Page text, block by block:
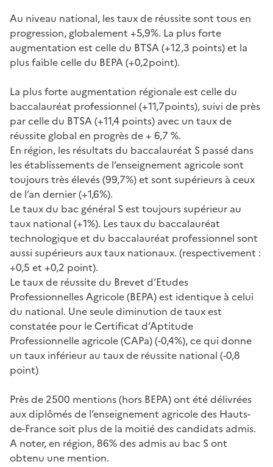
Au niveau national, les taux de réussite sont tous en
progression, globalement +5,9%. La plus forte
augmentation est celle du BTSA (+12,3 points) et la
plus faible celle du BEPA (+0,2point).
La plus forte augmentation régionale est celle du
baccalauréat professionnel (+11,7points), suivi de près
par celle du BTSA (+11,4 points) avec un taux de
réussite global en progrès de + 6,7 %.
En région, les résultats du baccalauréat S passé dans
les établissements de l’enseignement agricole sont
toujours très élevés (99,7%) et sont supérieurs à ceux
de l’an dernier (+1,6%).
Le taux du bac général S est toujours supérieur au
taux national (+1%). Les taux du baccalauréat
technologique et du baccalauréat professionnel sont
aussi supérieurs aux taux nationaux. (respectivement :
+0,5 et +0,2 point).
Le taux de réussite du Brevet d’Etudes
Professionnelles Agricole (BEPA) est identique à celui
du national. Une seule diminution de taux est
constatée pour le Certificat d’Aptitude
Professionnelle agricole (CAPa) (-0,4%), ce qui donne
un taux inférieur au taux de réussite national (-0,8
point)
Près de 2500 mentions (hors BEPA) ont été délivrées
aux diplômés de l’enseignement agricole des Hauts-
de-France soit plus de la moitié des candidats admis.
A noter, en région, 86% des admis au bac S ont
obtenu une mention.